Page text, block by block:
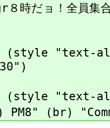
８時だョ！
(style "text-
"text-
PM8" (br)